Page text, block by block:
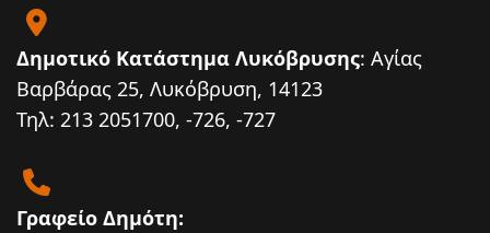
Δημοτικό Κατάστημα Λυκόβρυσης: Αγίας
Βαρβάρας 25, Λυκόβρυση, 14123
Τηλ: 213 2051700, -726, -727
Γραφείο Δημότη: